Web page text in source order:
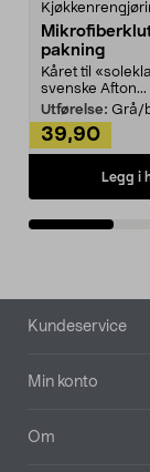
pakning
Kåret til
svenske Afton...
Utførelse: Grå/
39,90
Legg i
Bunntekst
Kundeservice
Min konto
Om